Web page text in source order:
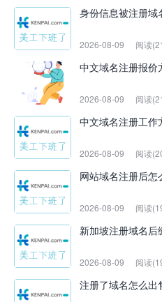
身份信息被注册域
2026-08-09 阅读
中文域名注册报价
2026-08-09 阅读
中文域名注册工作
2026-08-09 阅读
网站域名注册后怎
2026-08-09 阅读
新加坡注册域名后
2026-08-09 阅读
注册了域名怎么出